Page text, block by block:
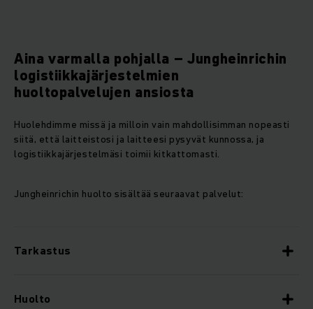
Aina varmalla pohjalla – Jungheinrichin
logistiikkajärjestelmien
huoltopalvelujen ansiosta
Huolehdimme missä ja milloin vain mahdollisimman nopeasti
siitä, että laitteistosi ja laitteesi pysyvät kunnossa, ja
logistiikkajärjestelmäsi toimii kitkattomasti.
Jungheinrichin huolto sisältää seuraavat palvelut:
Tarkastus
Huolto